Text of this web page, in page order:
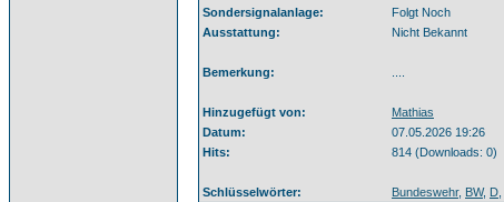
Sondersignalanlage:
Folgt Noch
Ausstattung:
Nicht Bekannt
Bemerkung:
Hinzugefügt von: Mathias
Datum:
07.05.2026 19:26
Hits:
814 (Downloads: 0)
Schlüsselwörter: Bundeswehr, BW, D